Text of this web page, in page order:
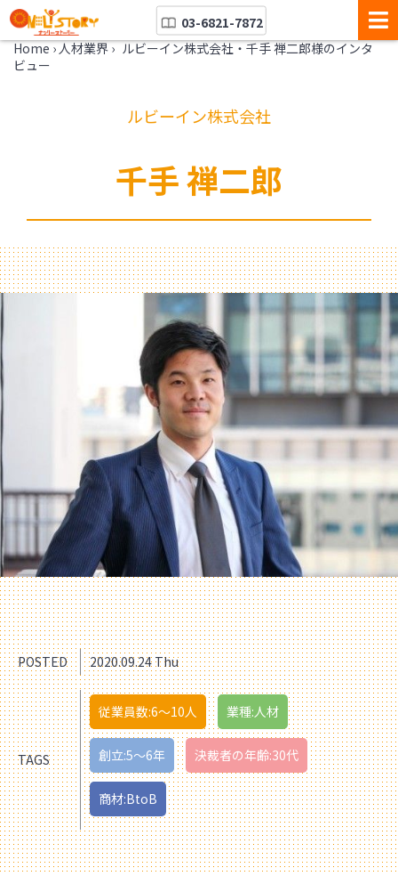
03-6821-7872
Home › 人材業界 › ルビーイン株式会社・千手 禅二郎様のインタ
ビュー
ルビーイン株式会社
千手 禅二郎
POSTED 2020.09.24 Thu
TAGS
従業員数:6～10人 業種:人材
創立:5〜6年 決裁者の年齢:30代
商材:BtoB